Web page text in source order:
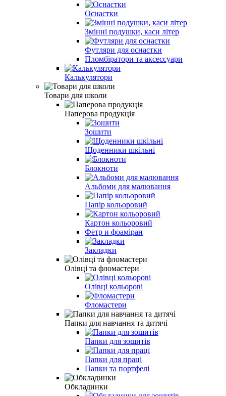
Оснастки
Змінні подушки, каси літер
Футляри для оснастки
Пломбiратори та аксессуари
Калькулятори
Товари для школи
Паперова продукція
Зошити
Щоденники шкільні
Блокноти
Альбоми для малювання
Папiр кольоровий
Картон кольоровий
Фетр и фоаміран
Закладки
Олівці та фломастери
Олiвцi кольоровi
Фломастери
Папки для навчання та дитячі
Папки для зошитів
Папки для праці
Папки та портфелi
Обкладинки